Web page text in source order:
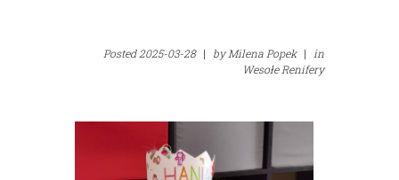
Posted2025-03-28 | byMilena Popek | in
Wesołe Renifery